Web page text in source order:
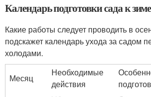
Календарь подготовки сада к зиме
Какие работы следует проводить в
подскажет календарь ухода за садом
холодами.
Месяц
Необходимые
действия